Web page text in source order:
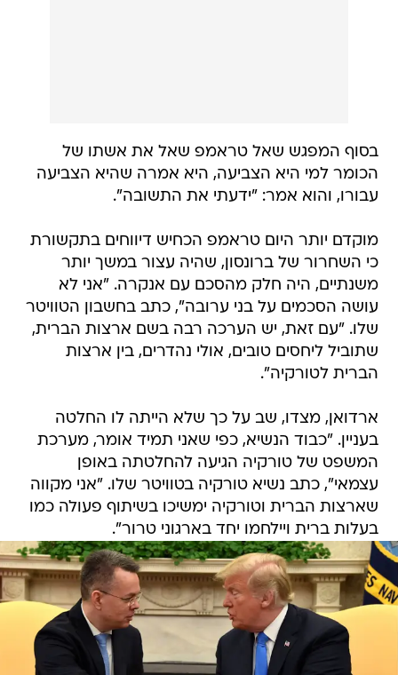
בסוף המפגש שאל טראמפ שאל את אשתו של
הכומר למי היא הצביעה, היא אמרה שהיא הצביעה
עבורו, והוא אמר: "ידעתי את התשובה".
מוקדם יותר היום טראמפ הכחיש דיווחים בתקשורת
כי השחרור של ברונסון, שהיה עצור במשך יותר
משנתיים, היה חלק מהסכם עם אנקרה. "אני לא
עושה הסכמים על בני ערובה", כתב בחשבון הטוויטר
שלו. "עם זאת, יש הערכה רבה בשם ארצות הברית,
שתוביל ליחסים טובים, אולי נהדרים, בין ארצות
הברית לטורקיה".
ארדואן, מצדו, שב על כך שלא הייתה לו החלטה
בעניין. "כבוד הנשיא, כפי שאני תמיד אומר, מערכת
המשפט של טורקיה הגיעה להחלטתה באופן
עצמאי", כתב נשיא טורקיה בטוויטר שלו. "אני מקווה
שארצות הברית וטורקיה ימשיכו בשיתוף פעולה כמו
בעלות ברית ויילחמו יחד בארגוני טרור".